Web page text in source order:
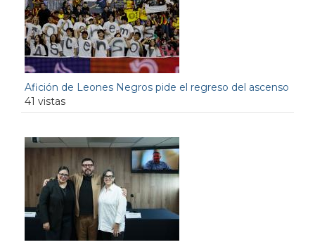
Afición de Leones Negros pide el regreso del ascenso
41 vistas